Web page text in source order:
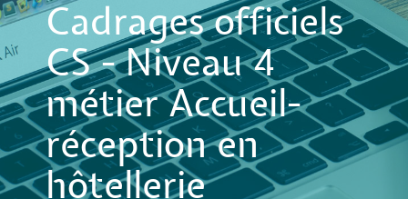
Cadrages officiels
CS - Niveau 4
métier Accueil-
réception en
hôtellerie